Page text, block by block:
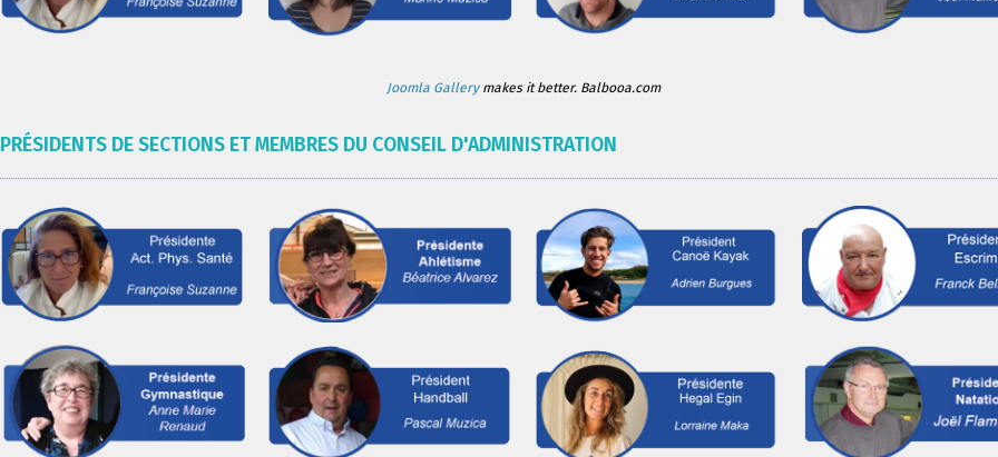
Joomla Gallerymakes it better. Balbooa.com
PRÉSIDENTS DE SECTIONS ET MEMBRES DU CONSEIL D'ADMINISTRATION